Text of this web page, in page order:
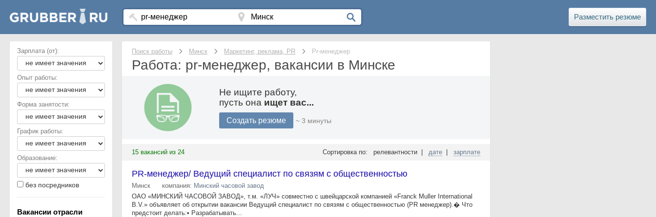
Разместить резюме
Поиск работы Минск Маркетинг, реклама, PR Pr-менеджер
Работа: pr-менеджер, вакансии в Минске
Не ищите работу,
пусть она ищет вас...
Создать резюме ~ 3 минуты
15 вакансий из 24 Сортировка по: релевантности | дате зарплате
PR-менеджер/ Ведущий специалист по связям с общественностью
Минск компания: Минский часовой завод
ОАО «МИНСКИЙ ЧАСОВОЙ ЗАВОД», т.м. «ЛУЧ» совместно с швейцарской компанией «Franck Muller International
B.V.» объявляет об открытии вакансии Ведущий специалист по связям с общественностью (PR менеджер).� Что
предстоит делать:• Разрабатывать...
Зарплата (от):
Опыт работы:
Форма занятости:
График работы:
Образование:
без посредников
Вакансии отрасли